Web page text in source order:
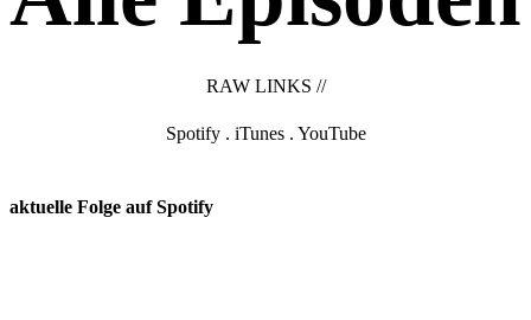
RAW LINKS //
Spotify. iTunes. YouTube
aktuelle Folge auf Spotify